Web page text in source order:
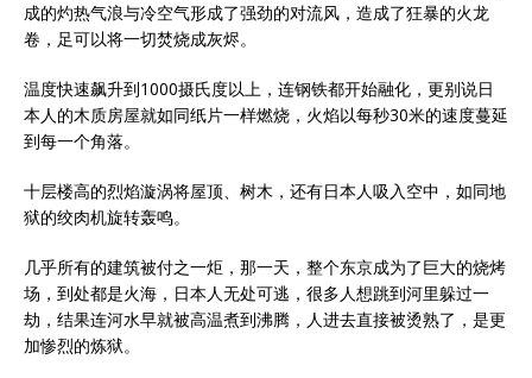
成的灼热气浪与冷空气形成了强劲的对流风，造成了狂暴的火龙
卷，足可以将一切焚烧成灰烬。
温度快速飙升到1000摄氏度以上，连钢铁都开始融化，更别说日
本人的木质房屋就如同纸片一样燃烧，火焰以每秒30米的速度蔓延
到每一个角落。
十层楼高的烈焰漩涡将屋顶、树木，还有日本人吸入空中，如同地
狱的绞肉机旋转轰鸣。
几乎所有的建筑被付之一炬，那一天，整个东京成为了巨大的烧烤
场，到处都是火海，日本人无处可逃，很多人想跳到河里躲过一
劫，结果连河水早就被高温煮到沸腾，人进去直接被烫熟了，是更
加惨烈的炼狱。